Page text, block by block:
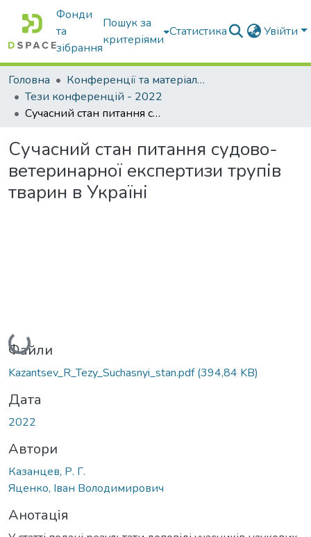
Фонди
та
зібрання
Пошук за
критеріями
Статистика Увійти
Головна
Конференції та матеріали конференцій
Тези конференцій - 2022
Сучасний стан питання судово-ветеринарної експертизи трупів тварин в Україні
Сучасний стан питання судово-
ветеринарної експертизи трупів
тварин в Україні
Вантажиться...
Файли
Kazantsev_R_Tezy_Suchasnyi_stan.pdf(394,84 KB)
Дата
2022
Автори
Казанцев, Р. Г.
Яценко, Іван Володимирович
Анотація